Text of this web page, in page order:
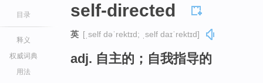
目录
释义
权威词典
用法
self-directed
英 [ˌself dəˈrektɪd; ˌself daɪˈrektɪd]
adj. 自主的；自我指导的